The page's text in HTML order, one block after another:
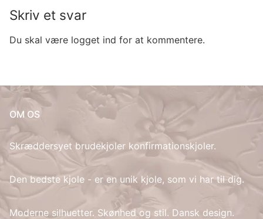
Bolig tilbehør
EN
FR
DE
IT
LV
Skriv et svar
Du skal være logget ind for at kommentere.
OM OS
Skræddersyet brudekjoler konfirmationskjoler.
Den bedste kjole - er en unik kjole, som vi har til dig.
Moderne silhuetter. Skønhed og stil. Dansk design.